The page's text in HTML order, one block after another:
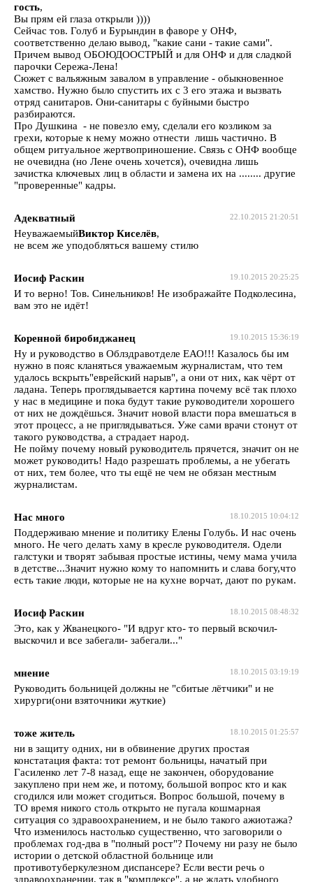
гость,
Вы прям ей глаза открыли ))))
Сейчас тов. Голуб и Бурындин в фаворе у ОНФ,
соответственно делаю вывод, "какие сани - такие сами".
Причем вывод ОБОЮДООСТРЫЙ и для ОНФ и для сладкой
парочки Сережа-Лена!
Сюжет с вальяжным завалом в управление - обыкновенное
хамство. Нужно было спустить их с 3 его этажа и вызвать
отряд санитаров. Они-санитары с буйными быстро
разбираются.
Про Душкина - не повезло ему, сделали его козликом за
грехи, которые к нему можно отнести лишь частично. В
общем ритуальное жертвоприношение. Связь с ОНФ вообще
не очевидна (но Лене очень хочется), очевидна лишь
зачистка ключевых лиц в области и замена их на ........ другие
"проверенные" кадры.
22.10.2015 21:20:51
Адекватный
НеуважаемыйВиктор Киселёв,
не всем же уподобляться вашему стилю
19.10.2015 20:25:25
Иосиф Раскин
И то верно! Тов. Синельников! Не изображайте Подколесина,
вам это не идёт!
19.10.2015 15:36:19
Коренной биробиджанец
Ну и руководство в Облздравотделе ЕАО!!! Казалось бы им
нужно в пояс кланяться уважаемым журналистам, что тем
удалось вскрыть"еврейский нарыв", а они от них, как чёрт от
ладана. Теперь проглядывается картина почему всё так плохо
у нас в медицине и пока будут такие руководители хорошего
от них не дождёшься. Значит новой власти пора вмешаться в
этот процесс, а не приглядываться. Уже сами врачи стонут от
такого руководства, а страдает народ.
Не пойму почему новый руководитель прячется, значит он не
может руководить! Надо разрешать проблемы, а не убегать
от них, тем более, что ты ещё не чем не обязан местным
журналистам.
18.10.2015 10:04:12
Нас много
Поддерживаю мнение и политику Елены Голубь. И нас очень
много. Не чего делать хаму в кресле руководителя. Одели
галстуки и творят забывая простые истины, чему мама учила
в детстве...Значит нужно кому то напомнить и слава богу,что
есть такие люди, которые не на кухне ворчат, дают по рукам.
18.10.2015 08:48:32
Иосиф Раскин
Это, как у Жванецкого- "И вдруг кто- то первый вскочил-
выскочил и все забегали- забегали..."
18.10.2015 03:19:19
мнение
Руководить больницей должны не "сбитые лётчики" и не
хирурги(они взяточники жуткие)
18.10.2015 01:25:57
тоже житель
ни в защиту одних, ни в обвинение других простая
констатация факта: тот ремонт больницы, начатый при
Гасиленко лет 7-8 назад, еще не закончен, оборудование
закуплено при нем же, и потому, большой вопрос кто и как
сгодился или может сгодиться. Вопрос большой, почему в
ТО время никого столь открыто не пугала кошмарная
ситуация со здравоохранением, и не было такого ажиотажа?
Что изменилось настолько существенно, что заговорили о
проблемах год-два в "полный рост"? Почему ни разу не было
истории о детской областной больнице или
противотуберкулезном диспансере? Если вести речь о
здравоохранении, так в "комплексе", а не ждать удобного